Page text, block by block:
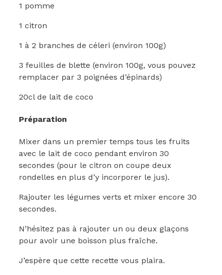
1 pomme
1 citron
1 à 2 branches de céleri (environ 100g)
3 feuilles de blette (environ 100g, vous pouvez
remplacer par 3 poignées d’épinards)
20cl de lait de coco
Préparation
Mixer dans un premier temps tous les fruits
avec le lait de coco pendant environ 30
secondes (pour le citron on coupe deux
rondelles en plus d’y incorporer le jus).
Rajouter les légumes verts et mixer encore 30
secondes.
N’hésitez pas à rajouter un ou deux glaçons
pour avoir une boisson plus fraîche.
J’espère que cette recette vous plaira.